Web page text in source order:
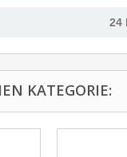
24
KATEGORIE: